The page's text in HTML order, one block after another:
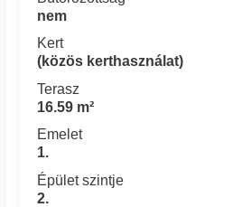
nem
Kert
(közös kerthasználat)
Terasz
16.59 m²
Emelet
1.
Épület szintje
2.